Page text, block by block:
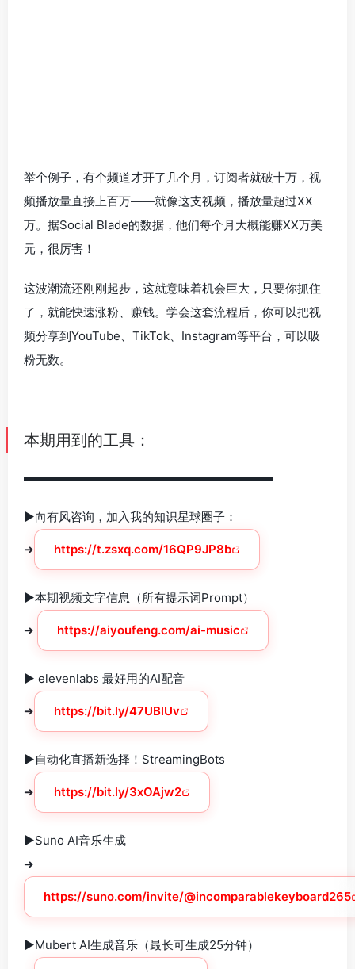
举个例子，有个频道才开了几个月，订阅者就破十万，视
频播放量直接上百万——就像这支视频，播放量超过XX
万。据Social Blade的数据，他们每个月大概能赚XX万美
元，很厉害！
这波潮流还刚刚起步，这就意味着机会巨大，只要你抓住
了，就能快速涨粉、赚钱。学会这套流程后，你可以把视
频分享到YouTube、TikTok、Instagram等平台，可以吸
粉无数。
本期用到的工具：
▬▬▬▬▬▬▬▬▬▬▬▬▬▬▬▬▬▬▬▬▬
►向有风咨询，加入我的知识星球圈子：
➜ https://t.zsxq.com/16QP9JP8b
►本期视频文字信息（所有提示词Prompt）
➜ https://aiyoufeng.com/ai-music‎
► elevenlabs 最好用的AI配音
➜ https://bit.ly/47UBlUv
►自动化直播新选择！StreamingBots
➜ https://bit.ly/3xOAjw2
►Suno AI音乐生成
➜
https://suno.com/invite/@incomparablekeyboard265
►Mubert AI生成音乐（最长可生成25分钟）